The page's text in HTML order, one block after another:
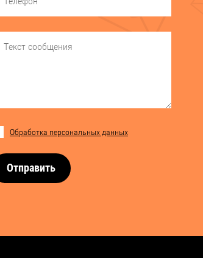
Обработка персональных данных
Отправить